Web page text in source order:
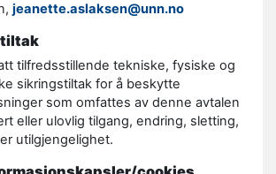
jeanette.aslaksen@unn.no
tilfredsstillende tekniske, fysiske og
sikringstiltak for å beskytte
som omfattes av denne avtalen
eller ulovlig tilgang, endring, sletting,
utilgjengelighet.